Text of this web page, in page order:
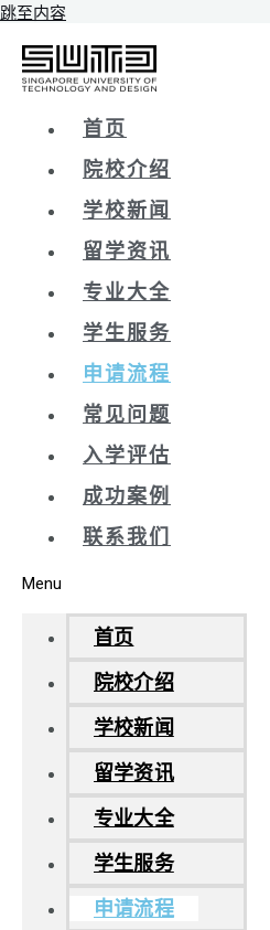
跳至内容
首页
院校介绍
学校新闻
留学资讯
专业大全
学生服务
申请流程
常见问题
入学评估
成功案例
联系我们
Menu
首页
院校介绍
学校新闻
留学资讯
专业大全
学生服务
申请流程